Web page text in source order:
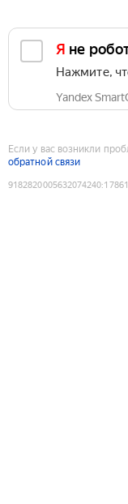
Я не
Нажмите,
Yandex
Если у вас возникли
обратной связи
9182820005632074240: